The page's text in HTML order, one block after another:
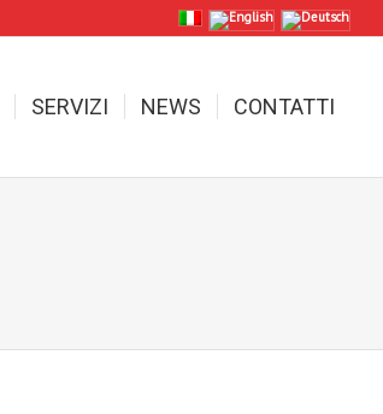
SERVIZI NEWS CONTATTI